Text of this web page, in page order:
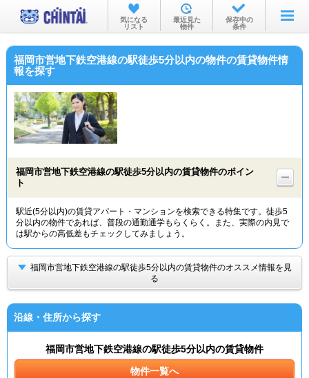
お部屋を探す
沿線・駅から
不動産会社から
気になる
リスト
最近見た
物件
保存中の
条件
福岡市営地下鉄空港線の駅徒歩5分以内の物件の賃貸物件情
報を探す
福岡市営地下鉄空港線の駅徒歩5分以内の賃貸物件のポイン
ト
駅近(5分以内)の賃貸アパート・マンションを検索できる特集です。徒歩5
分以内の物件であれば、普段の通勤通学もらくらく。また、実際の内見で
は駅からの高低差もチェックしてみましょう。
福岡市営地下鉄空港線の駅徒歩5分以内の賃貸物件のオススメ情報を見
る
沿線・住所から探す
福岡市営地下鉄空港線の駅徒歩5分以内の賃貸物件
物件一覧へ